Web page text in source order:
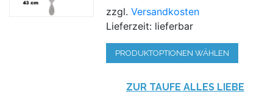
zzgl.Versandkosten
Lieferzeit: lieferbar
PRODUKTOPTIONEN WÄHLEN
ZUR TAUFE ALLES LIEBE